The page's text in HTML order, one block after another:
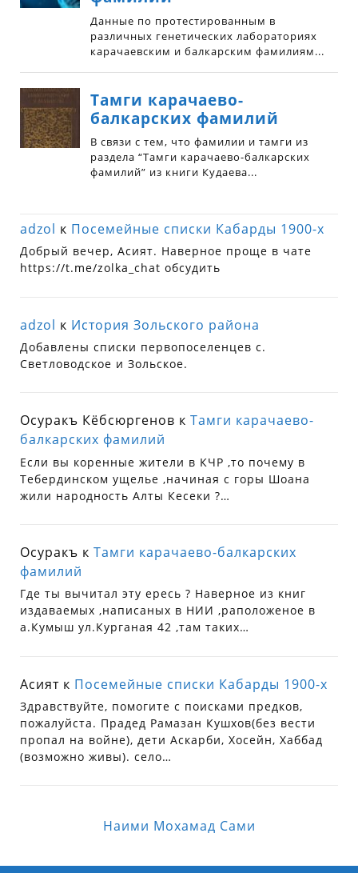
adzol к Посемейные списки Кабарды 1900-х
Добрый вечер, Асият. Наверное проще в чате
https://t.me/zolka_chat обсудить
adzol к История Зольского района
Добавлены списки первопоселенцев с.
Светловодское и Зольское.
Осуракъ Кёбсюргенов кТамги карачаево-
балкарских фамилий
Если вы коренные жители в КЧР ,то почему в
Тебердинском ущелье ,начиная с горы Шоана
жили народность Алты Кесеки ?…
Осуракъ кТамги карачаево-балкарских
фамилий
Где ты вычитал эту ересь ? Наверное из книг
издаваемых ,написаных в НИИ ,раположеное в
а.Кумыш ул.Курганая 42 ,там таких…
Асият к Посемейные списки Кабарды 1900-х
Здравствуйте, помогите с поисками предков,
пожалуйста. Прадед Рамазан Кушхов(без вести
пропал на войне), дети Аскарби, Хосейн, Хаббад
(возможно живы). село…
Наими Мохамад Сами